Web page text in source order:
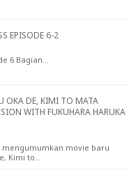
EPISODE 6-2
6 Bagian…
OKA DE, KIMI TO MATA
WITH FUKUHARA HARUKA
mengumumkan movie baru
Kimi to…